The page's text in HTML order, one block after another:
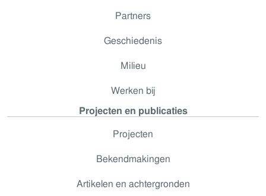
Partners
Geschiedenis
Milieu
Werken bij
Projecten en publicaties
Projecten
Bekendmakingen
Artikelen en achtergronden